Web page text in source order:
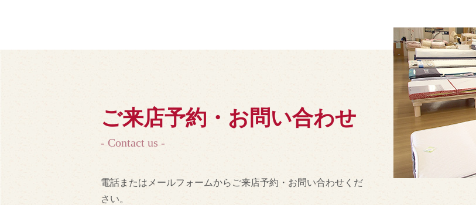
ご来店予約・お問い合わせ
- Contact us -
電話またはメールフォームからご来店予約・お問い合わせくだ
さい。